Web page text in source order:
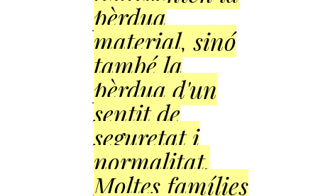
pèrdua
material, sinó
també la
pèrdua d'un
sentit de
seguretat i
normalitat.
Moltes famílies